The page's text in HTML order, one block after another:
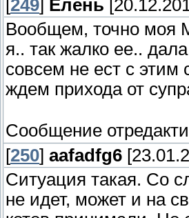
[249] Елень
Вообщем, точно моя
я.. так жалко ее..
совсем не ест с
ждем прихода от
Сообщение
[250] aafadfg6
Ситуация такая. Со
не идет, может и на